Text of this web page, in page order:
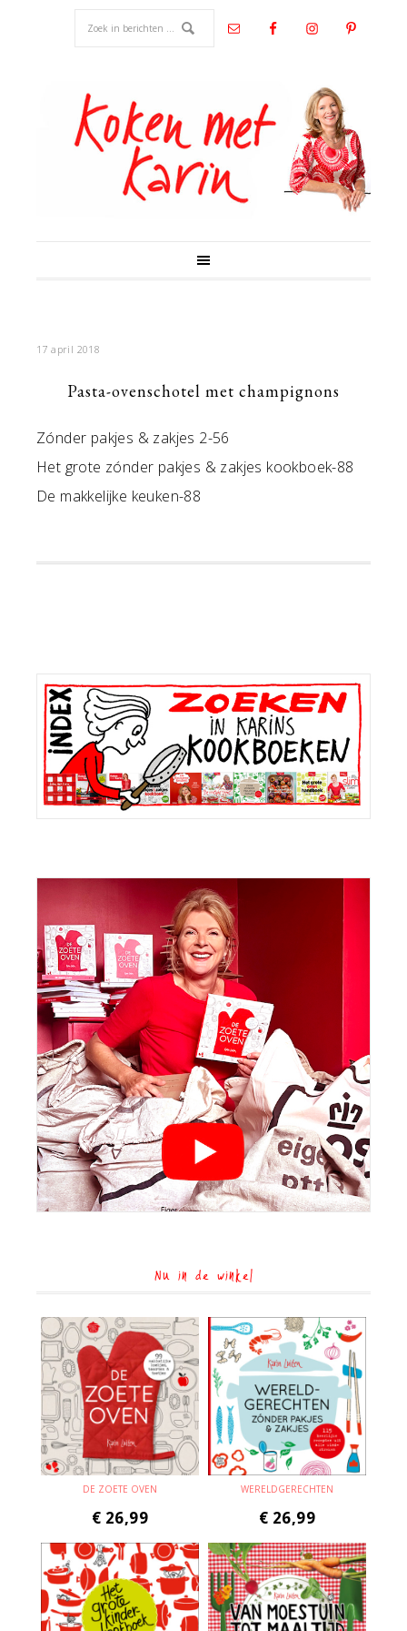
17 april 2018
Pasta-ovenschotel met champignons
Zónder pakjes & zakjes 2-56
Het grote zónder pakjes & zakjes kookboek-88
De makkelijke keuken-88
Primaire
Sidebar
Nu in de winkel
DE ZOETE OVEN
€ 26,99
WERELDGERECHTEN
€ 26,99